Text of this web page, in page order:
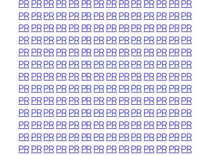
PRPRPRPRPR PRPRPRPRPRPRPR PRPR
PRPRPRPRPR PRPRPRPRPRPRPR PRPR
PRPRPRPRPR PRPRPRPRPRPRPR PRPR
PRPRPRPRPR PRPRPRPRPRPRPR PRPR
PRPRPRPRPR PRPRPRPRPRPRPR PRPR
PRPRPRPRPR PRPRPRPRPRPRPR PRPR
PRPRPRPRPR PRPRPRPRPRPRPR PRPR
PRPRPRPRPR PRPRPRPRPRPRPR PRPR
PRPRPRPRPR PRPRPRPRPRPRPR PRPR
PRPRPRPRPR PRPRPRPRPRPRPR PRPR
PRPRPRPRPR PRPRPRPRPRPRPR PRPR
PRPRPRPRPR PRPRPRPRPRPRPR PRPR
PRPRPRPRPR PRPRPRPRPRPRPR PRPR